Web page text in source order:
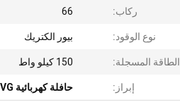
ركاب: 66
نوع الوقود: بيور الكتريك
الطاقة المسجلة: 150 كيلو واط
إبراز: حافلة كهربائية CKZ6851HBEVG